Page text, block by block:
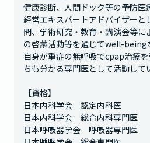
健康診断、人間ドック等の予防医
経営エキスパートアドバイザーと
問、学術研究・教育・講演会等に
の啓蒙活動等を通じてwell-being
自身が重症の無呼吸でcpap治療
ちも分かる専門医として活動して
【資格】
日本内科学会　認定内科医
日本内科学会　総合内科専門医
日本呼吸器学会　呼吸器専門医